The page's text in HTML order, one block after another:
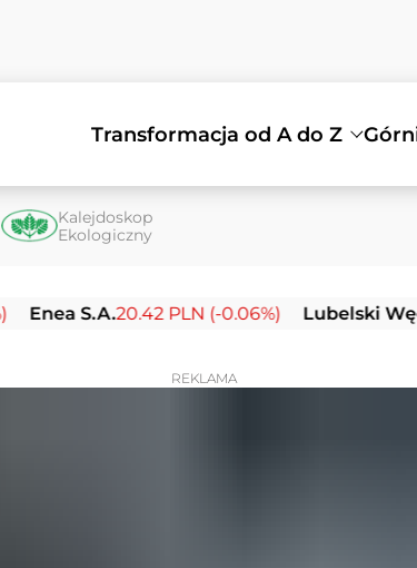
Transformacja od A do Z
Kalejdoskop
Ekologiczny
20.42 PLN (-0.06%) Lubelski Węgiel
REKLAMA